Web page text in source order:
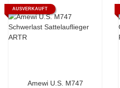
AUSVERKAUFT
Amewi U.S. M747